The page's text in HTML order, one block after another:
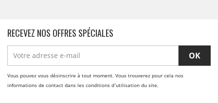
RECEVEZ NOS OFFRES SPÉCIALES
Vous pouvez vous désinscrire à tout moment. Vous trouverez pour cela nos
informations de contact dans les conditions d'utilisation du site.